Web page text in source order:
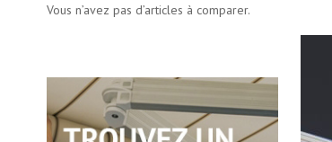
Vous n’avez pas d’articles à comparer.